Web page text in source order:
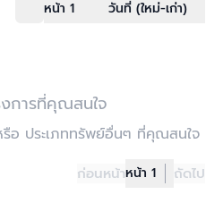
หน้า 1 วันที่ (ใหม่-เก่า)
การที่คุณสนใจ
อ ประเภททรัพย์อื่นๆ ที่คุณสนใจ
ก่อนหน้าหน้า 1 ถัดไป